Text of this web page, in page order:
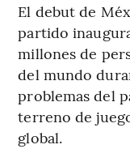
El debut de
partido
millones de
del mundo
problemas del
terreno de
global.